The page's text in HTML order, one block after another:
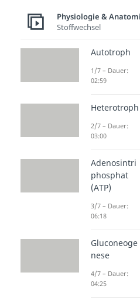
primäre
Dazu gehören
diesem Artikel
Sekundäre
hingegen sind
während der
dienen nicht
Dazu gehört
Busen,
Stillen des
Welche
bei den
auftreten?
Wie auch alle
Physiologie &
Stoffwechsel
Autotroph
1/7 – Dauer:
02:59
Heterotroph
2/7 – Dauer:
03:00
Adenosintri
phosphat
(ATP)
3/7 – Dauer:
06:18
Gluconeoge
nese
4/7 – Dauer:
04:25